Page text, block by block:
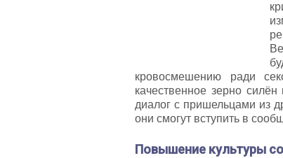
кровосмешению ради
качественное зерно
диалог с пришельцами из
они смогут вступить в
Повышение культуры